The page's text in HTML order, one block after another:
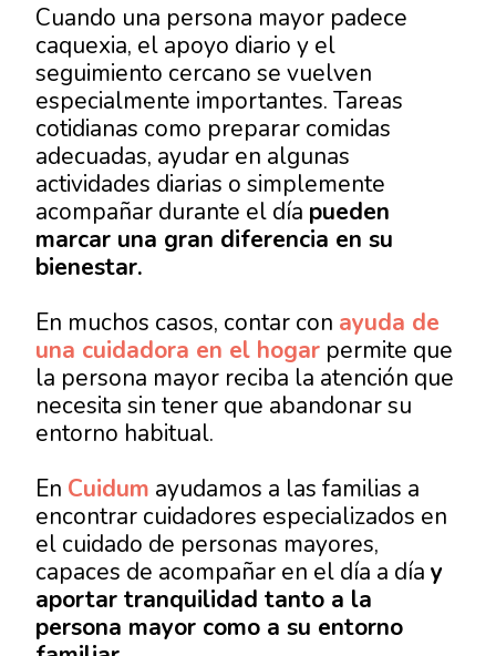
Cuando una persona mayor padece
caquexia, el apoyo diario y el
seguimiento cercano se vuelven
especialmente importantes. Tareas
cotidianas como preparar comidas
adecuadas, ayudar en algunas
actividades diarias o simplemente
acompañar durante el día pueden
marcar una gran diferencia en su
bienestar.
En muchos casos, contar con ayuda de
una cuidadora en el hogar permite que
la persona mayor reciba la atención que
necesita sin tener que abandonar su
entorno habitual.
En Cuidum ayudamos a las familias a
encontrar cuidadores especializados en
el cuidado de personas mayores,
capaces de acompañar en el día a díay
aportar tranquilidad tanto a la
persona mayor como a su entorno